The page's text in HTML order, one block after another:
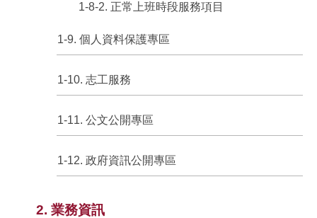
1-8-2. 正常上班時段服務項目
1-9. 個人資料保護專區
1-10. 志工服務
1-11. 公文公開專區
1-12. 政府資訊公開專區
2. 業務資訊